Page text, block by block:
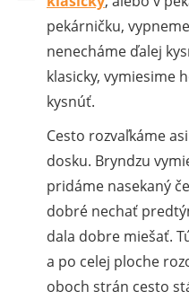
pekárničku,
nenecháme ďalej
klasicky, vymiesime
kysnúť.
Cesto rozvaľkáme
dosku. Bryndzu
pridáme nasekaný
dobré nechať
dala dobre miešať.
a po celej ploche
oboch strán cesto